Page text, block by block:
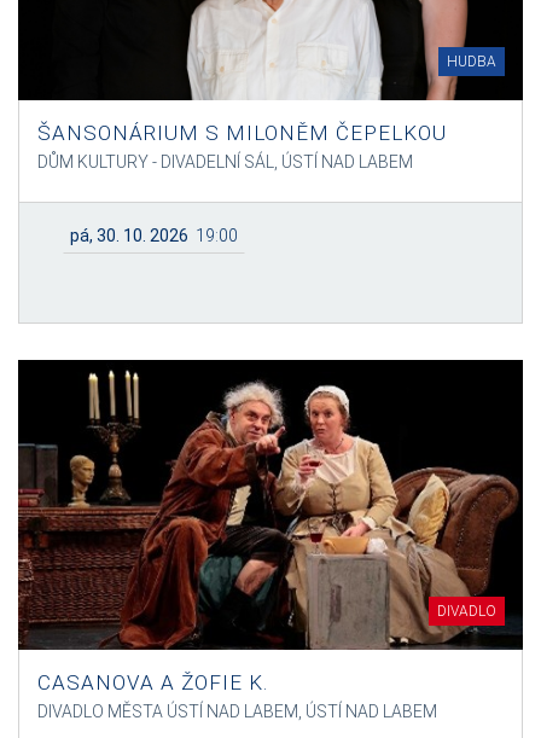
HUDBA
ŠANSONÁRIUM S MILONĚM ČEPELKOU
DŮM KULTURY - DIVADELNÍ SÁL, ÚSTÍ NAD LABEM
pá, 30. 10. 2026 19:00
DIVADLO
CASANOVA A ŽOFIE K.
DIVADLO MĚSTA ÚSTÍ NAD LABEM, ÚSTÍ NAD LABEM